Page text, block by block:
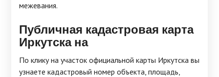
межевания.
Публичная кадастровая карта
Иркутска на
По клику на участок официальной карты Иркутска вы
узнаете кадастровый номер объекта, площадь,